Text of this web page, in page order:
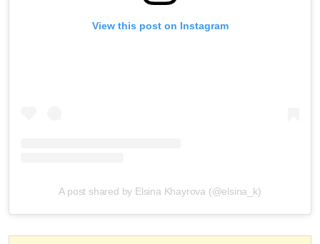
View this post on Instagram
A post shared by Elsina Khayrova (@elsina_k)